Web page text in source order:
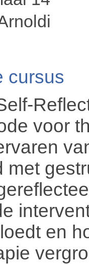
cursus
voor
met
en